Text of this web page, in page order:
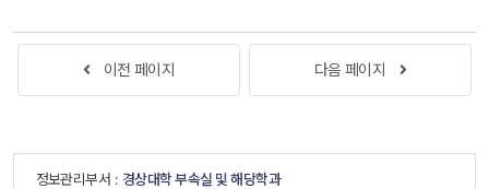
이전 페이지 다음 페이지
정보관리부서 : 경상대학 부속실 및 해당학과